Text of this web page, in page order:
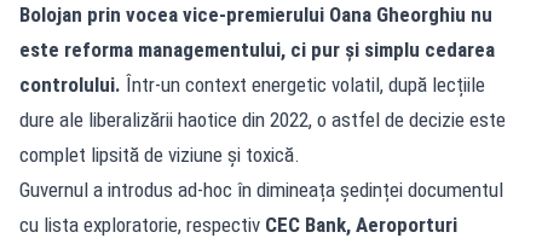
Bolojan prin vocea vice-premierului Oana Gheorghiu nu
este reforma managementului, ci pur și simplu cedarea
controlului. Într-un context energetic volatil, după lecțiile
dure ale liberalizării haotice din 2022, o astfel de decizie este
complet lipsită de viziune și toxică.
Guvernul a introdus ad-hoc în dimineața ședinței documentul
cu lista exploratorie, respectiv CEC Bank, Aeroporturi